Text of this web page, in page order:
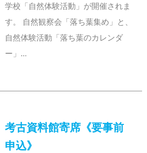
学校「自然体験活動」が開催されま
す。 自然観察会「落ち葉集め」と、
自然体験活動「落ち葉のカレンダ
ー」…
考古資料館寄席《要事前
申込》